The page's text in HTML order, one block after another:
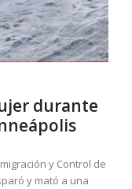
durante
y Control de
y mató a una